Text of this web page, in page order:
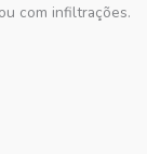
com infiltrações.